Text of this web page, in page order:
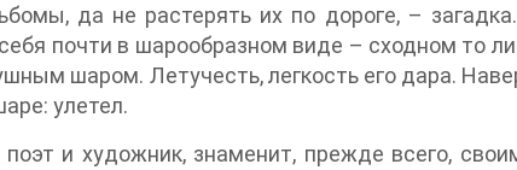
да не растерять их по дороге, –
почти в шарообразном виде – сходном то
шаром. Летучесть, легкость его дара.
улетел.
и художник, знаменит, прежде всего,